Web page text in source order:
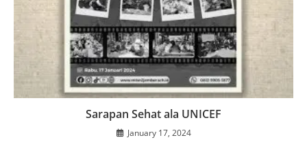
Sarapan Sehat ala UNICEF
January 17, 2024